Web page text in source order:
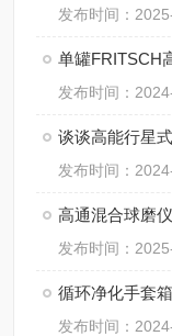
发布时间：
单罐FRITSCH
发布时间：
谈谈高能行星
发布时间：
高通混合球磨
发布时间：
循环净化手套
发布时间：